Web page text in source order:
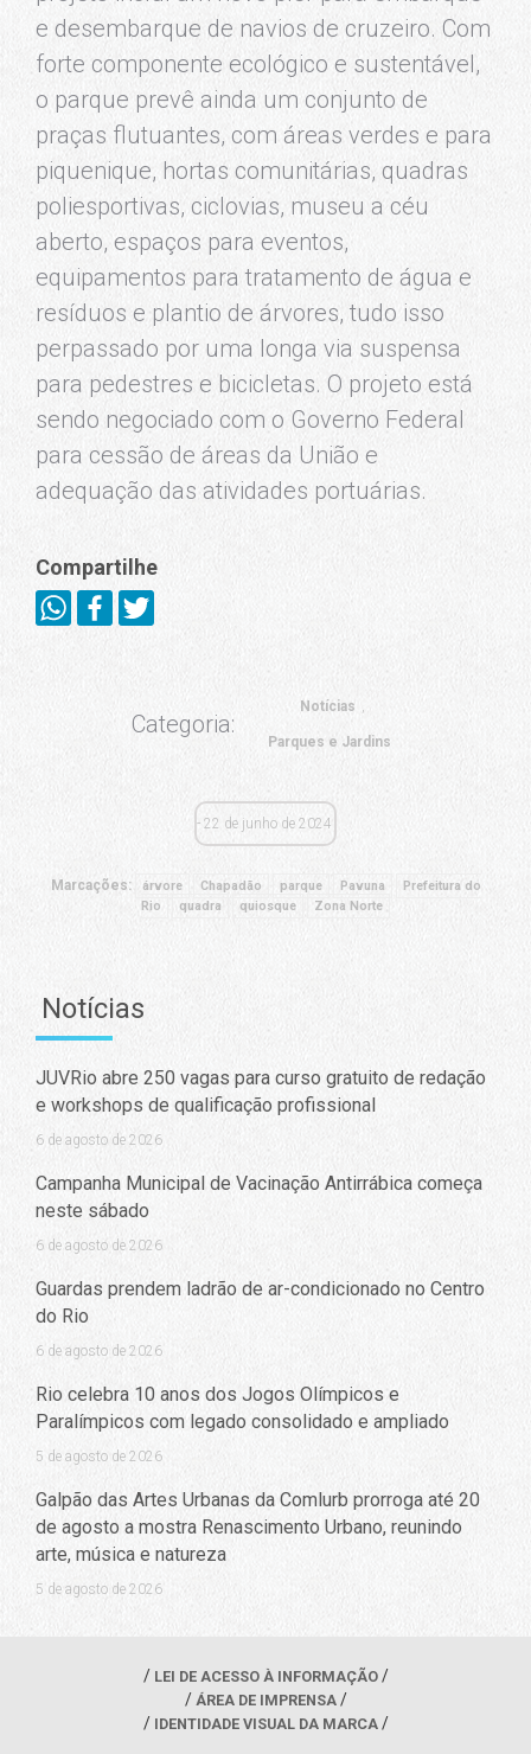
e desembarque de navios de cruzeiro. Com
forte componente ecológico e sustentável,
o parque prevê ainda um conjunto de
praças flutuantes, com áreas verdes e para
piquenique, hortas comunitárias, quadras
poliesportivas, ciclovias, museu a céu
aberto, espaços para eventos,
equipamentos para tratamento de água e
resíduos e plantio de árvores, tudo isso
perpassado por uma longa via suspensa
para pedestres e bicicletas. O projeto está
sendo negociado com o Governo Federal
para cessão de áreas da União e
adequação das atividades portuárias.
Compartilhe
Categoria:
Notícias
Parques e Jardins
22 de junho de 2024
Marcações: árvore Chapadão parque Pavuna
Prefeitura do
Rio
quadra quiosque Zona Norte
Notícias
JUVRio abre 250 vagas para curso gratuito de redação
e workshops de qualificação profissional
6 de agosto de 2026
Campanha Municipal de Vacinação Antirrábica começa
neste sábado
6 de agosto de 2026
Guardas prendem ladrão de ar-condicionado no Centro
do Rio
6 de agosto de 2026
Rio celebra 10 anos dos Jogos Olímpicos e
Paralímpicos com legado consolidado e ampliado
5 de agosto de 2026
Galpão das Artes Urbanas da Comlurb prorroga até 20
de agosto a mostra Renascimento Urbano, reunindo
arte, música e natureza
5 de agosto de 2026
LEI DE ACESSO À INFORMAÇÃO
ÁREA DE IMPRENSA
IDENTIDADE VISUAL DA MARCA